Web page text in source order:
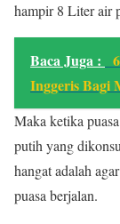
hampir 8 Liter air
Baca Juga :
Inggeris Bagi
Maka ketika
putih yang
hangat adalah
puasa berjalan.